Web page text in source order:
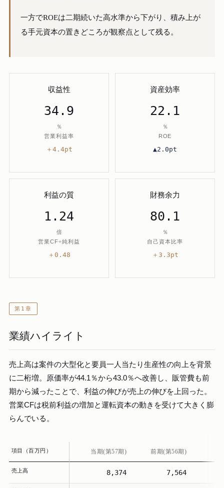
一方でROEは二期続いた高水準から下がり、積み上が
る手元資本の置きどころが観察点として残る。
収益性
34.9
％
営業利益率
＋4.4pt
資産効率
22.1
％
ROE
▲2.0pt
利益の質
1.24
倍
営業CF÷純利益
＋0.48
財務余力
80.1
％
自己資本比率
＋3.3pt
第1章
業績ハイライト
売上高は案件の大型化と要員一人当たり生産性の向上を背景
に二桁増。原価率が44.1％から43.0％へ改善し、販管費も前
期から減ったことで、利益の伸びが売上の伸びを上回った。
営業CFは税前利益の増加と運転資本の動きを受けて大きく膨
らんでいる。
項目（百万円） 当期(第57期) 前期(第56期)
売上高 8,374 7,564